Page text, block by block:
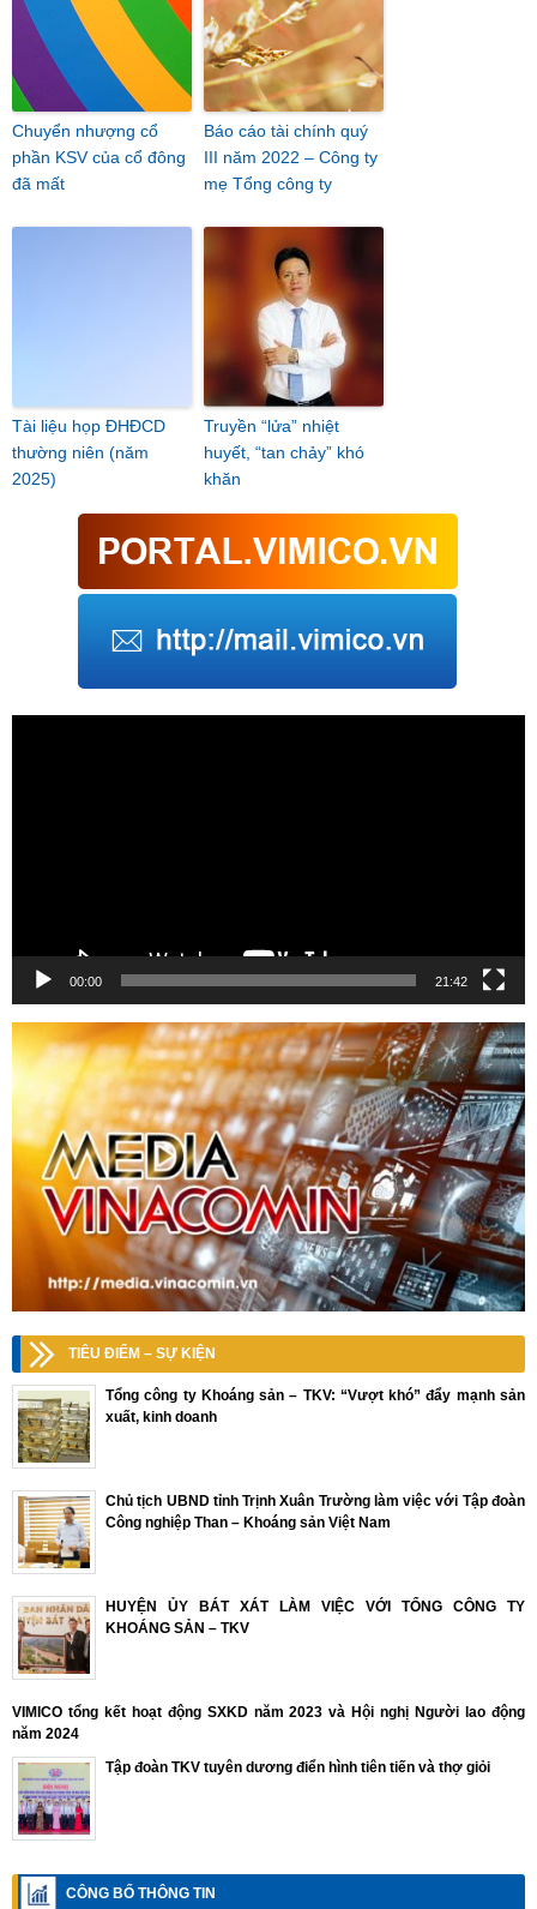
Chuyển nhượng cổ
phần KSV của cổ đông
đã mất
Báo cáo tài chính quý
III năm 2022 – Công ty
mẹ Tổng công ty
Tài liệu họp ĐHĐCD
thường niên (năm
2025)
Truyền “lửa” nhiệt
huyết, “tan chảy” khó
khăn
00:00 21:42
TIÊU ĐIỂM – SỰ KIỆN
Tổng công ty Khoáng sản – TKV: “Vượt khó” đẩy mạnh sản
xuất, kinh doanh
Chủ tịch UBND tỉnh Trịnh Xuân Trường làm việc với Tập đoàn
Công nghiệp Than – Khoáng sản Việt Nam
HUYỆN ỦY BÁT XÁT LÀM VIỆC VỚI TỔNG CÔNG TY
KHOÁNG SẢN – TKV
VIMICO tổng kết hoạt động SXKD năm 2023 và Hội nghị Người lao động
năm 2024
Tập đoàn TKV tuyên dương điển hình tiên tiến và thợ giỏi
CÔNG BỐ THÔNG TIN